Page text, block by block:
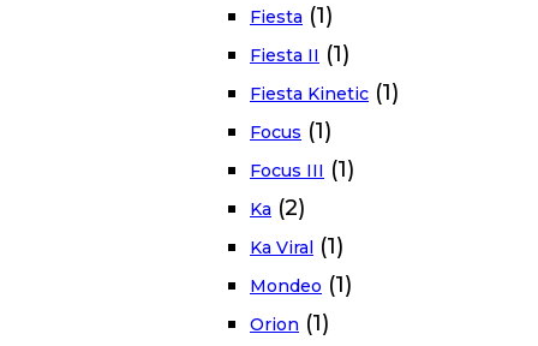
Fiesta (1)
Fiesta II (1)
Fiesta Kinetic (1)
Focus (1)
Focus III (1)
Ka (2)
Ka Viral (1)
Mondeo (1)
Orion (1)